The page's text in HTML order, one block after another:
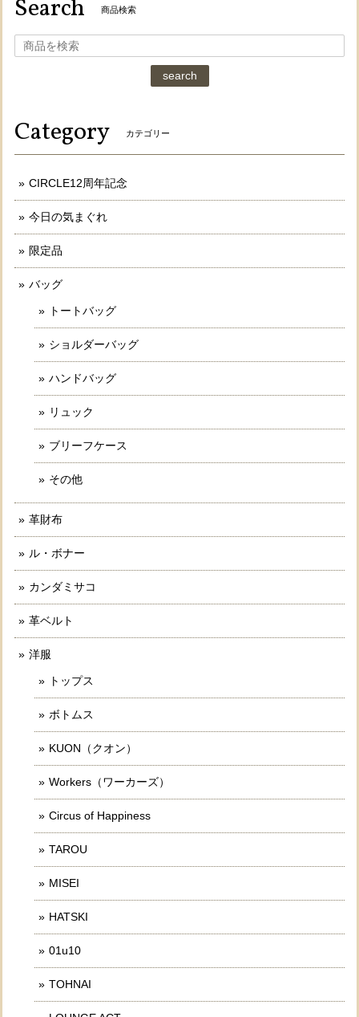
Search 商品検索
search
Category カテゴリー
CIRCLE12周年記念
今日の気まぐれ
限定品
バッグ
トートバッグ
ショルダーバッグ
ハンドバッグ
リュック
ブリーフケース
その他
革財布
ル・ボナー
カンダミサコ
革ベルト
洋服
トップス
ボトムス
KUON（クオン）
Workers（ワーカーズ）
Circus of Happiness
TAROU
MISEI
HATSKI
01u10
TOHNAI